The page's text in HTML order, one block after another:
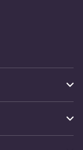
like